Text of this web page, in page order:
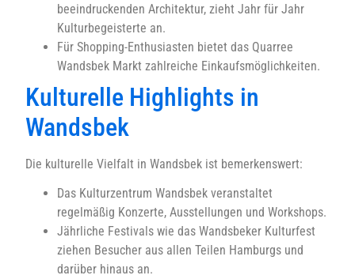
beeindruckenden Architektur, zieht Jahr für Jahr
Kulturbegeisterte an.
Für Shopping-Enthusiasten bietet das Quarree
Wandsbek Markt zahlreiche Einkaufsmöglichkeiten.
Kulturelle Highlights in
Wandsbek
Die kulturelle Vielfalt in Wandsbek ist bemerkenswert:
Das Kulturzentrum Wandsbek veranstaltet
regelmäßig Konzerte, Ausstellungen und Workshops.
Jährliche Festivals wie das Wandsbeker Kulturfest
ziehen Besucher aus allen Teilen Hamburgs und
darüber hinaus an.